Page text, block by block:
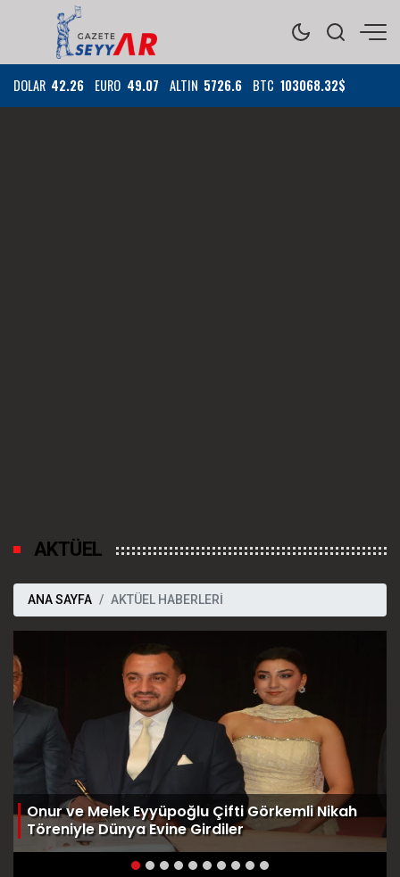
DOLAR 42.26 EURO 49.07 ALTIN 5726.6 BTC 103068.32$
AKTÜEL
ANA SAYFA AKTÜEL HABERLERİ
Onur ve Melek Eyyüpoğlu Çifti Görkemli Nikah
Töreniyle Dünya Evine Girdiler